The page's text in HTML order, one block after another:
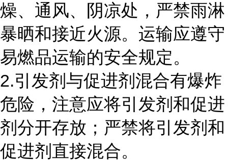
燥、通风、阴凉处，严禁雨淋
暴晒和接近火源。运输应遵守
易燃品运输的安全规定。
2.引发剂与促进剂混合有爆炸
危险，注意应将引发剂和促进
剂分开存放；严禁将引发剂和
促进剂直接混合。